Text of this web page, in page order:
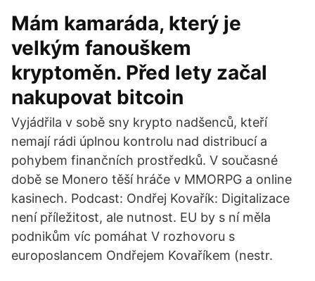
Mám kamaráda, který je
velkým fanouškem
kryptoměn. Před lety začal
nakupovat bitcoin
Vyjádřila v sobě sny krypto nadšenců, kteří
nemají rádi úplnou kontrolu nad distribucí a
pohybem finančních prostředků. V současné
době se Monero těší hráče v MMORPG a online
kasinech. Podcast: Ondřej Kovařík: Digitalizace
není příležitost, ale nutnost. EU by s ní měla
podnikům víc pomáhat V rozhovoru s
europoslancem Ondřejem Kovaříkem (nestr.